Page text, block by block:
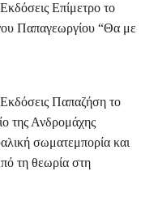
Επίμετρο το
Παπαγεωργίου “Θα με
Παπαζήση το
της Ανδρομάχης
σωματεμπορία και
τη θεωρία στη